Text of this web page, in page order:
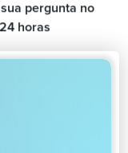
pergunta no
horas